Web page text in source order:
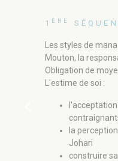
1 ÈRE
Les styles de
Mouton, la
Obligation de
L'estime de soi :
la
Johari
construire